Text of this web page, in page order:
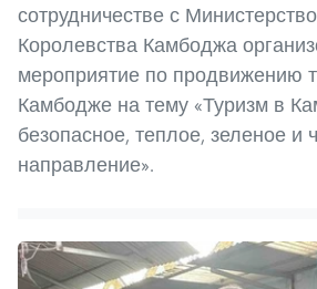
сотрудничестве с
Королевства Камбоджа
мероприятие по продвижению
Камбодже на тему «Туризм в
безопасное, теплое, зеленое и
направление».